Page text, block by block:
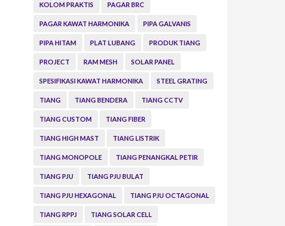
KOLOM PRAKTIS PAGAR BRC
PAGAR KAWAT HARMONIKA PIPA GALVANIS
PIPA HITAM PLAT LUBANG PRODUK TIANG
PROJECT RAM MESH SOLAR PANEL
SPESIFIKASI KAWAT HARMONIKA STEEL GRATING
TIANG TIANG BENDERA TIANG CCTV
TIANG CUSTOM TIANG FIBER
TIANG HIGH MAST TIANG LISTRIK
TIANG MONOPOLE TIANG PENANGKAL PETIR
TIANG PJU TIANG PJU BULAT
TIANG PJU HEXAGONAL TIANG PJU OCTAGONAL
TIANG RPPJ TIANG SOLAR CELL